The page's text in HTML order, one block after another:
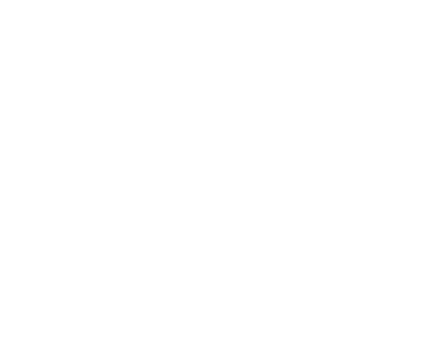
能承受；而辅修专业学费要高很多，有些高校是按主修专业的标